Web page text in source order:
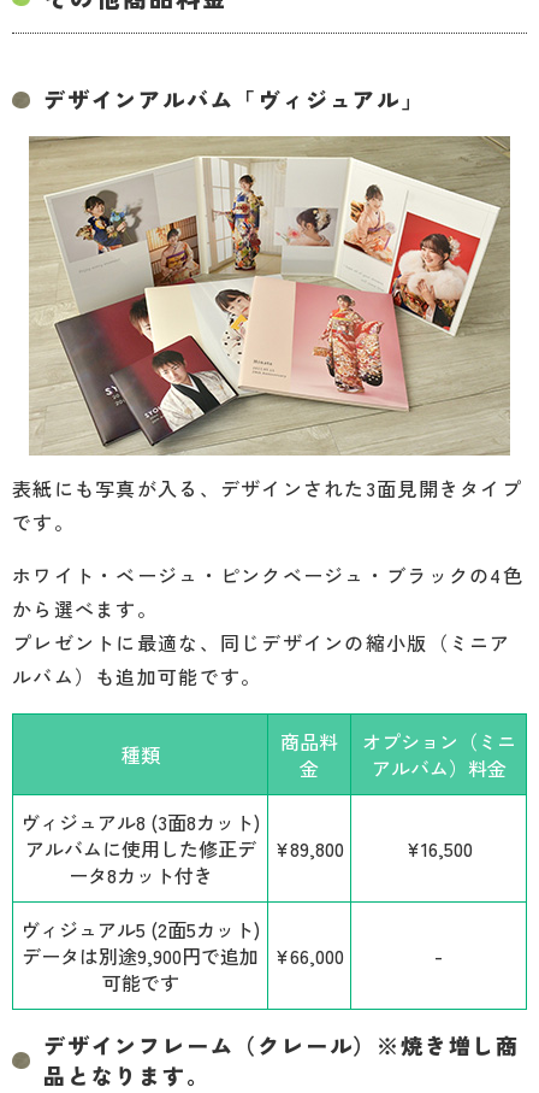
デザインアルバム「ヴィジュアル」
表紙にも写真が入る、デザインされた3面見開きタイプ
です。
ホワイト・ベージュ・ピンクベージュ・ブラックの4色
から選べます。
プレゼントに最適な、同じデザインの縮小版（ミニア
ルバム）も追加可能です。
種類
商品料
金
オプション（ミニ
アルバム）料金
ヴィジュアル8 (3面8カット)
アルバムに使用した修正デ
ータ8カット付き
¥89,800 ¥16,500
ヴィジュアル5 (2面5カット)
データは別途9,900円で追加
可能です
¥66,000 -
デザインフレーム（クレール）※焼き増し商
品となります。